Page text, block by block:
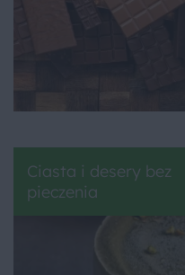
Ciasta i desery bez
pieczenia